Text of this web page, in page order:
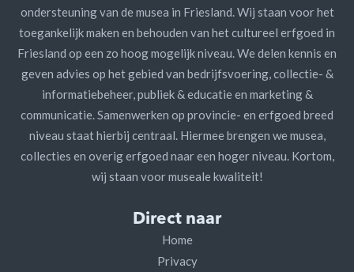
ondersteuning van de musea in Friesland. Wij staan voor het
toegankelijk maken en behouden van het cultureel erfgoed in
Friesland op een zo hoog mogelijk niveau. We delen kennis en
geven advies op het gebied van bedrijfsvoering, collectie- &
informatiebeheer, publiek & educatie en marketing &
communicatie. Samenwerken op provincie- en erfgoed breed
niveau staat hierbij centraal. Hiermee brengen we musea,
collecties en overig erfgoed naar een hoger niveau. Kortom,
wij staan voor museale kwaliteit!
Direct naar
Home
Privacy